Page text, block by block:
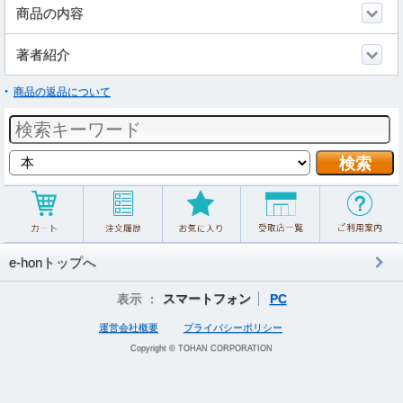
商品の内容
著者紹介
商品の返品について
e-honトップへ
表示 ： スマートフォン PC
運営会社概要 プライバシーポリシー
Copyright © TOHAN CORPORATION